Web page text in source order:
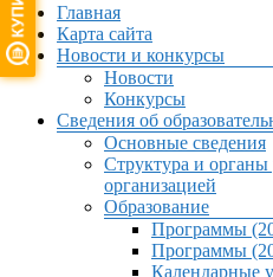
МенюГлавная
Карта сайта
Новости и конкурсы
Новости
Конкурсы
Сведения об
Основные сведения
Структура и органы
организацией
Образование
Программы
Программы
Календарные